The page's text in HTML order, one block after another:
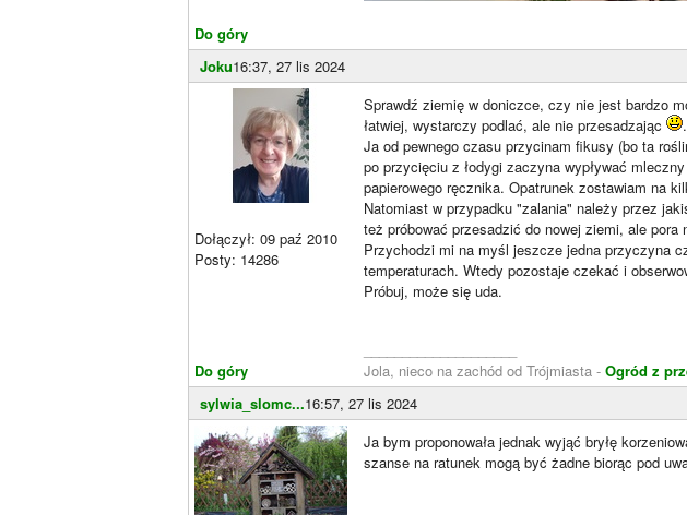
Do góry
Joku16:37, 27 lis 2024
Dołączył: 09 paź 2010
Posty: 14286
Do góry
Sprawdź ziemię w doniczce, czy nie jest bardzo
łatwiej, wystarczy podlać, ale nie przesadzając
.
Ja od pewnego czasu przycinam fikusy (bo ta
po przycięciu z łodygi zaczyna wypływać
papierowego ręcznika. Opatrunek zostawiam na
Natomiast w przypadku "zalania" należy przez
też próbować przesadzić do nowej ziemi, ale
Przychodzi mi na myśl jeszcze jedna przyczyna
temperaturach. Wtedy pozostaje czekać i
Próbuj, może się uda.
Jola, nieco na zachód od Trójmiasta - Ogród z
sylwia_slomc...16:57, 27 lis 2024
Ja bym proponowała jednak wyjąć bryłę
szanse na ratunek mogą być żadne biorąc pod